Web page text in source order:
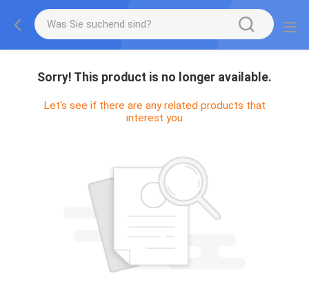
Sorry! This product is no longer available.
Let's see if there are any related products that
interest you